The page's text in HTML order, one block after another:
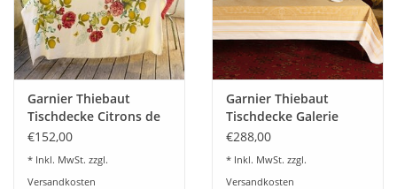
Garnier Thiebaut
Tischdecke Citrons de
Menton-Leinen
bedruckt
€152,00
* Inkl. MwSt. zzgl.
Versandkosten
Garnier Thiebaut
Tischdecke Galerie
Royale
€288,00
* Inkl. MwSt. zzgl.
Versandkosten